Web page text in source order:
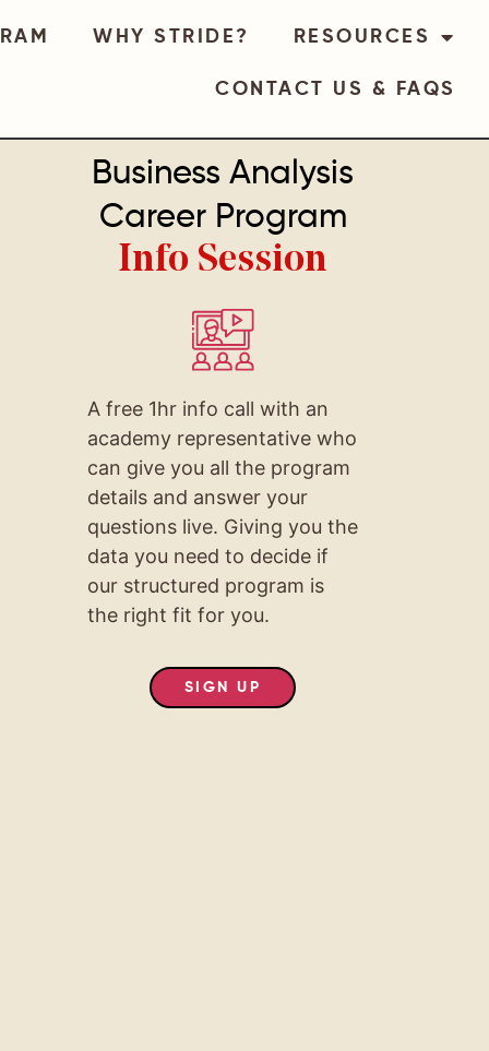
WHY STRIDE? RESOURCES
CONTACT US & FAQS
Business Analysis
Career Program
Info Session
A free 1hr info call with an
academy representative who
can give you all the program
details and answer your
questions live. Giving you the
data you need to decide if
our structured program is
the right fit for you.
SIGN UP